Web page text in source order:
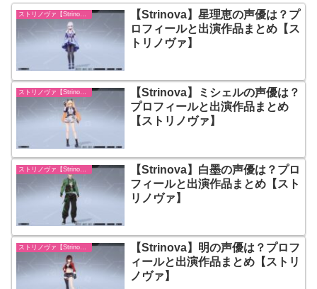
ストリノヴァ【Strinova】
【Strinova】星理恵の声優は？プ
ロフィールと出演作品まとめ【ス
トリノヴァ】
【Strinova】ミシェルの声優は？
プロフィールと出演作品まとめ
【ストリノヴァ】
ストリノヴァ【Strinova】
【Strinova】白墨の声優は？プロ
フィールと出演作品まとめ【スト
リノヴァ】
ストリノヴァ【Strinova】
【Strinova】明の声優は？プロフ
ィールと出演作品まとめ【ストリ
ノヴァ】